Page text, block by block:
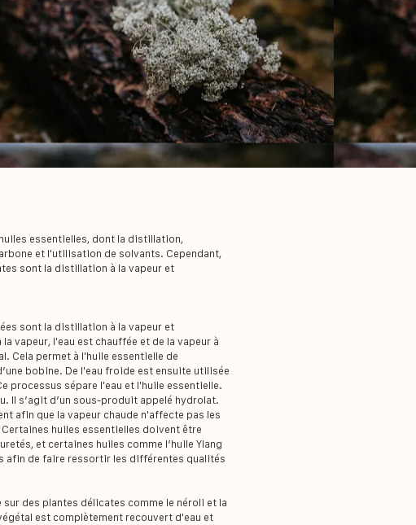
essentielles, dont la distillation,
et l'utilisation de solvants. Cependant,
sont la distillation à la vapeur et
sont la distillation à la vapeur et
vapeur, l'eau est chauffée et de la vapeur à
Cela permet à l'huile essentielle de
bobine. De l'eau froide est ensuite utilisée
processus sépare l'eau et l'huile essentielle.
Il s’agit d’un sous-produit appelé hydrolat.
afin que la vapeur chaude n'affecte pas les
huiles essentielles doivent être
et certaines huiles comme l’huile Ylang
afin de faire ressortir les différentes qualités
des plantes délicates comme le néroli et la
est complètement recouvert d'eau et